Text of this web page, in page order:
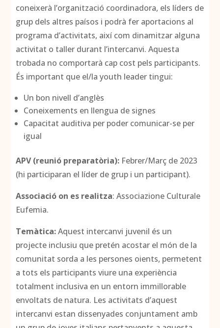
coneixerà l’organització coordinadora, els líders de
grup dels altres paísos i podrà fer aportacions al
programa d’activitats, així com dinamitzar alguna
activitat o taller durant l’intercanvi. Aquesta
trobada no comportarà cap cost pels participants.
És important que el/la youth leader tingui:
Un bon nivell d’anglès
Coneixements en llengua de signes
Capacitat auditiva per poder comunicar-se per
igual
APV (reunió preparatòria): Febrer/Març de 2023
(hi participaran el líder de grup i un participant).
Associació on es realitza: Associazione Culturale
Eufemia.
Temàtica:Aquest intercanvi juvenil és un
projecte inclusiu que pretén acostar el món de la
comunitat sorda a les persones oients, permetent
a tots els participants viure una experiència
totalment inclusiva en un entorn immillorable
envoltats de natura. Les activitats d’aquest
intercanvi estan dissenyades conjuntament amb